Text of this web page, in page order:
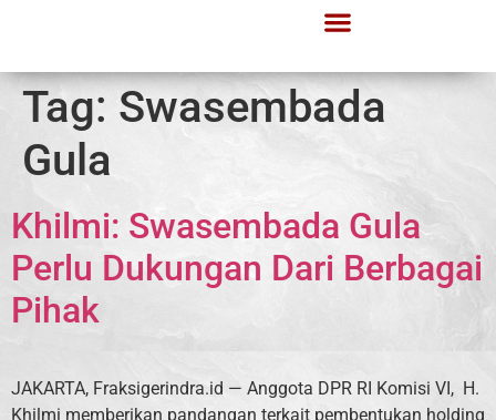
Tag: Swasembada
Gula
Khilmi: Swasembada Gula
Perlu Dukungan Dari Berbagai
Pihak
JAKARTA, Fraksigerindra.id — Anggota DPR RI Komisi VI, H.
Khilmi memberikan pandangan terkait pembentukan holding